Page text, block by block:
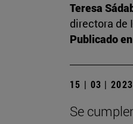
Teresa
directora de
Publicado
15 | 03 | 2023
Se